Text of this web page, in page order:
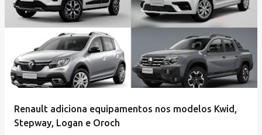
Renault adiciona equipamentos nos modelos Kwid,
Stepway, Logan e Oroch